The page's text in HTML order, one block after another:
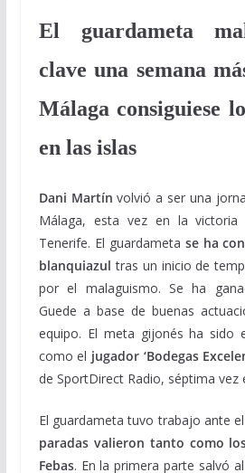
El guardameta
clave una semana
Málaga consiguiese
en las islas
Dani Martín volvió a ser una
Málaga, esta vez en la
Tenerife. El guardameta se ha
blanquiazul tras un inicio de
por el malaguismo. Se ha
Guede a base de buenas
equipo. El meta gijonés ha sido
como el jugador ‘Bodegas
de SportDirect Radio, séptima vez
El guardameta tuvo trabajo ante
paradas valieron tanto como
Febas. En la primera parte salvó